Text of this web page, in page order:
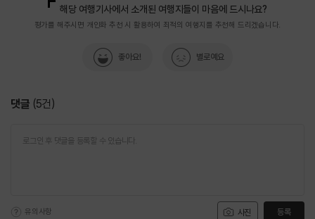
해당 여행기사에서 소개된 여행지들이 마음에 드시나요?
평가를 해주시면 개인화 추천 시 활용하여 최적의 여행지를 추천해 드리겠습니다.
좋아요! 별로예요
댓글 (5건)
사진
유의사항 등록